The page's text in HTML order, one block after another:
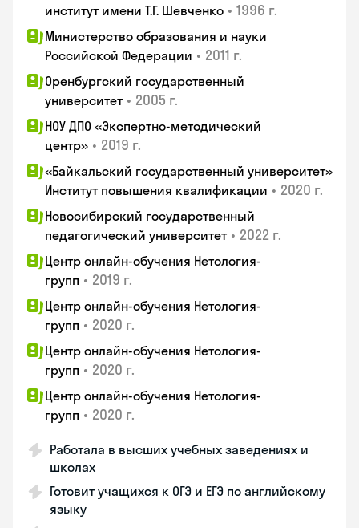
институт имени Т.Г. Шевченко • 1996 г.
Министерство образования и науки
Российской Федерации • 2011 г.
Оренбургский государственный
университет • 2005 г.
НОУ ДПО «Экспертно-методический
центр» • 2019 г.
«Байкальский государственный университет»
Институт повышения квалификации • 2020 г.
Новосибирский государственный
педагогический университет • 2022 г.
Центр онлайн-обучения Нетология-
групп • 2019 г.
Центр онлайн-обучения Нетология-
групп • 2020 г.
Центр онлайн-обучения Нетология-
групп • 2020 г.
Центр онлайн-обучения Нетология-
групп • 2020 г.
Работала в высших учебных заведениях и
школах
Готовит учащихся к ОГЭ и ЕГЭ по английскому
языку